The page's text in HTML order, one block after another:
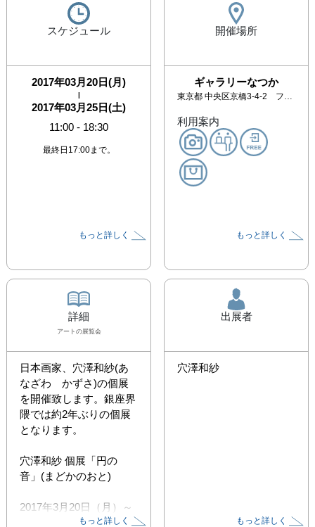
スケジュール
2017年03月20日(月)
|
2017年03月25日(土)
11:00 - 18:30
最終日17:00まで。
もっと詳しく
開催場所
ギャラリーなつか
東京都 中央区京橋3-4-2 フォーチュンビル・1F
利用案内
もっと詳しく
詳細
アート の展覧会
日本画家、穴澤和紗(あ
なざわ　かずさ)の個展
を開催致します。銀座界
隈では約2年ぶりの個展
となります。
穴澤和紗 個展「円の
音」(まどかのおと)
2017年3月20日（月）～
もっと詳しく
出展者
穴澤和紗
もっと詳しく